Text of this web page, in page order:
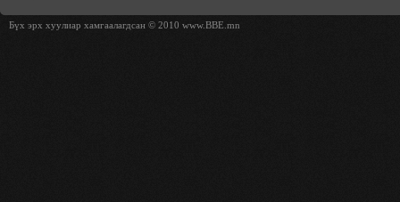
Бүх эрх хуулиар хамгаалагдсан © 2010 www.BBE.mn